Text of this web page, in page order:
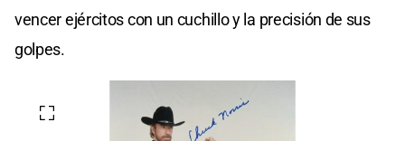
vencer ejércitos con un cuchillo y la precisión de sus
golpes.